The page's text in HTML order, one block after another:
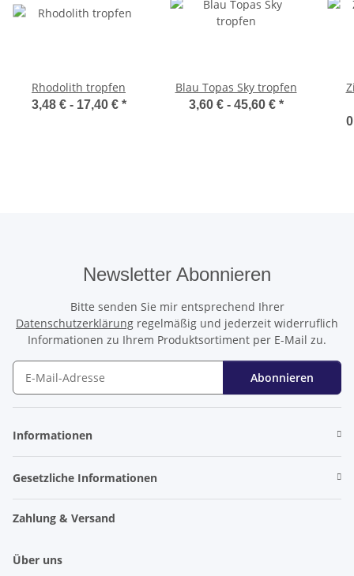
Rhodolith tropfen
3,48 € - 17,40 € *
Blau Topas Sky tropfen
3,60 € - 45,60 € *
Newsletter Abonnieren
Bitte senden Sie mir entsprechend Ihrer
Datenschutzerklärung regelmäßig und jederzeit widerruflich
Informationen zu Ihrem Produktsortiment per E-Mail zu.
Abonnieren
Informationen
Gesetzliche Informationen
Zahlung & Versand
Über uns